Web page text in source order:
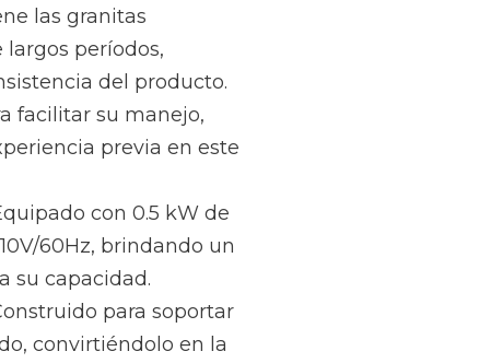
las granitas
períodos,
del producto.
facilitar su manejo,
previa en este
con 0.5 kW de
60Hz, brindando un
su capacidad.
para soportar
convirtiéndolo en la